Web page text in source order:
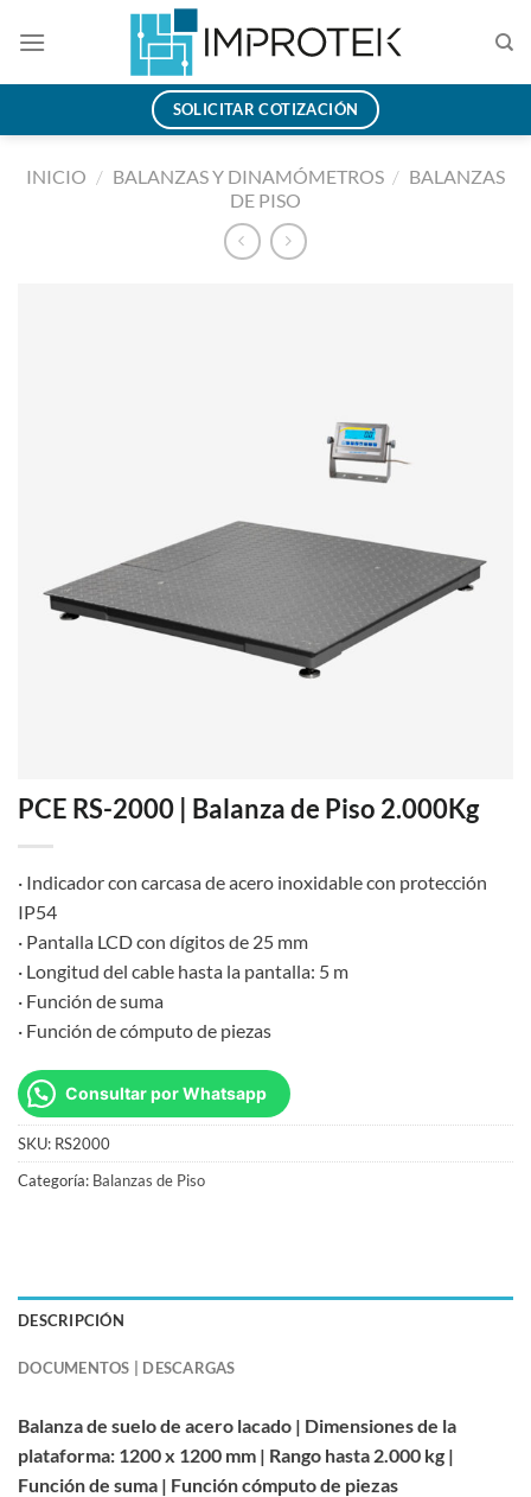
SOLICITAR COTIZACIÓN
INICIO / BALANZAS Y DINAMÓMETROS / BALANZAS
DE PISO
PCE RS-2000 | Balanza de Piso 2.000Kg
· Indicador con carcasa de acero inoxidable con protección
IP54
· Pantalla LCD con dígitos de 25 mm
· Longitud del cable hasta la pantalla: 5 m
· Función de suma
· Función de cómputo de piezas
Consultar por Whatsapp
SKU: RS2000
Categoría: Balanzas de Piso
DESCRIPCIÓN
DOCUMENTOS | DESCARGAS
Balanza de suelo de acero lacado | Dimensiones de la
plataforma: 1200 x 1200 mm | Rango hasta 2.000 kg |
Función de suma | Función cómputo de piezas